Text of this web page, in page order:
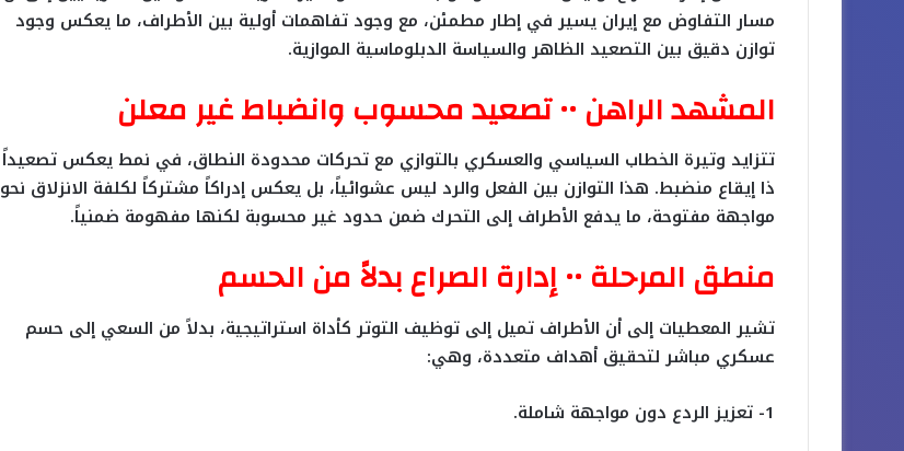
مسار التفاوض مع إيران يسير في إطار مطمئن، مع وجود تفاهمات أولية بين الأطراف، ما يعكس وجود
توازن دقيق بين التصعيد الظاهر والسياسة الدبلوماسية الموازية.
المشهد الراهن •• تصعيد محسوب وانضباط غير معلن
تتزايد وتيرة الخطاب السياسي والعسكري بالتوازي مع تحركات محدودة النطاق، في نمط يعكس تصعيداً
ذا إيقاع منضبط. هذا التوازن بين الفعل والرد ليس عشوائياً، بل يعكس إدراكاً مشتركاً لكلفة الانزلاق نحو
مواجهة مفتوحة، ما يدفع الأطراف إلى التحرك ضمن حدود غير محسوبة لكنها مفهومة ضمنياً.
منطق المرحلة •• إدارة الصراع بدلاً من الحسم
تشير المعطيات إلى أن الأطراف تميل إلى توظيف التوتر كأداة استراتيجية، بدلاً من السعي إلى حسم
عسكري مباشر لتحقيق أهداف متعددة، وهي:
1- تعزيز الردع دون مواجهة شاملة.